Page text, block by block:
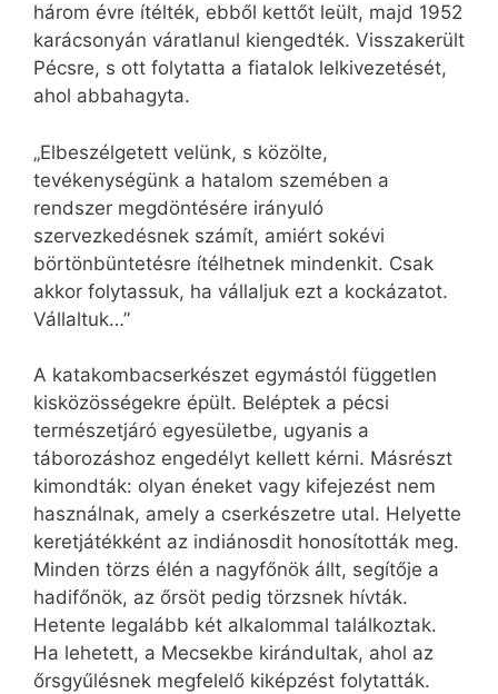
három évre ítélték, ebből kettőt leült, majd 1952
karácsonyán váratlanul kiengedték. Visszakerült
Pécsre, s ott folytatta a fiatalok lelkivezetését,
ahol abbahagyta.
„Elbeszélgetett velünk, s közölte,
tevékenységünk a hatalom szemében a
rendszer megdöntésére irányuló
szervezkedésnek számít, amiért sokévi
börtönbüntetésre ítélhetnek mindenkit. Csak
akkor folytassuk, ha vállaljuk ezt a kockázatot.
Vállaltuk…”
A katakombacserkészet egymástól független
kisközösségekre épült. Beléptek a pécsi
természetjáró egyesületbe, ugyanis a
táborozáshoz engedélyt kellett kérni. Másrészt
kimondták: olyan éneket vagy kifejezést nem
használnak, amely a cserkészetre utal. Helyette
keretjátékként az indiánosdit honosították meg.
Minden törzs élén a nagyfőnök állt, segítője a
hadifőnök, az őrsöt pedig törzsnek hívták.
Hetente legalább két alkalommal találkoztak.
Ha lehetett, a Mecsekbe kirándultak, ahol az
őrsgyűlésnek megfelelő kiképzést folytatták.